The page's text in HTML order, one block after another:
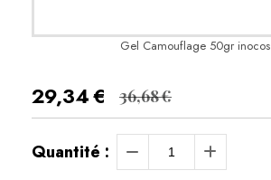
Gel Camouflage 50gr inocos
29,34€ 36,68€
Quantité :